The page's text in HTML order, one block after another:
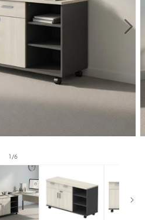
1 /of
6